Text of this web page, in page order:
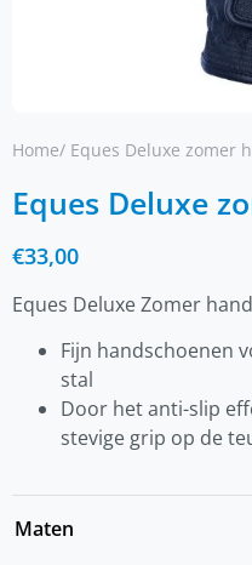
Home/ Eques Deluxe zomer
Eques Deluxe
€33,00
Eques Deluxe Zomer
Fijn handschoenen
stal
Door het anti-slip
stevige grip op de
Maten